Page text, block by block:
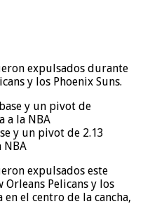
expulsados durante
y los Phoenix Suns.
y un pivot de 2.13
NBA
expulsados este
Pelicans y los
el centro de la cancha,